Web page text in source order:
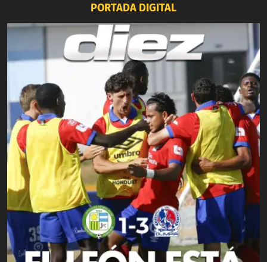
PORTADA DIGITAL